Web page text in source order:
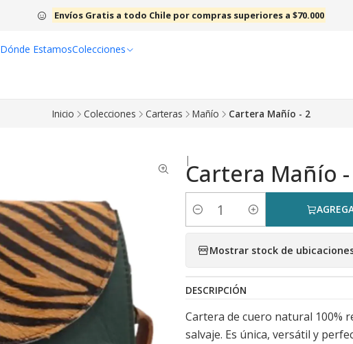
Dónde EstamosColecciones
Envíos Gratis a todo Chile por compras superiores a $70.000
Inicio Colecciones Carteras Mañío Cartera Mañío - 2
|Cartera Mañío -
Cantidad
Mostrar stock de
DESCRIPCIÓN
Cartera de cuero natural 100%
salvaje. Es única, versátil y